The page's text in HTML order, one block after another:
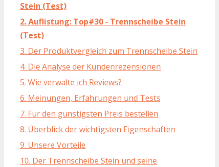
Stein (Test)
2. Auflistung: Top#30 - Trennscheibe Stein
(Test)
3. Der Produktvergleich zum Trennscheibe Stein
4. Die Analyse der Kundenrezensionen
5. Wie verwalte ich Reviews?
6. Meinungen, Erfahrungen und Tests
7. Für den günstigsten Preis bestellen
8. Überblick der wichtigsten Eigenschaften
9. Unsere Vorteile
10. Der Trennscheibe Stein und seine